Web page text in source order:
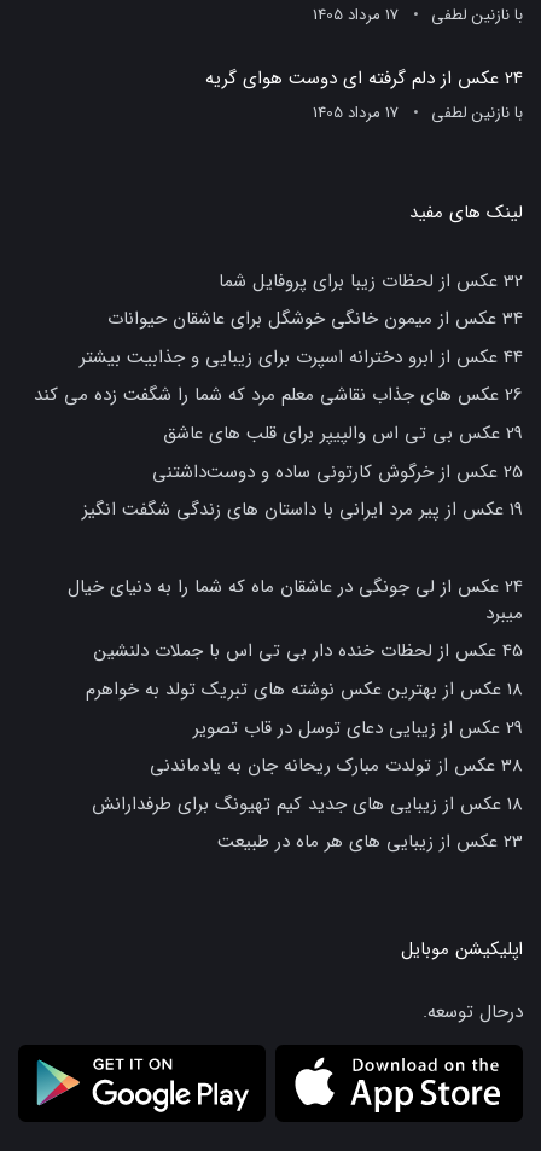
بانازنین لطفی 17 مرداد 1405
24 عکس از دلم گرفته ای دوست هوای گریه
بانازنین لطفی 17 مرداد 1405
لینک های مفید
32 عکس از لحظات زیبا برای پروفایل شما
34 عکس از میمون خانگی خوشگل برای عاشقان حیوانات
44 عکس از ابرو دخترانه اسپرت برای زیبایی و جذابیت بیشتر
26 عکس های جذاب نقاشی معلم مرد که شما را شگفت زده می کند
29 عکس بی تی اس والپیپر برای قلب های عاشق
25 عکس از خرگوش کارتونی ساده و دوست‌داشتنی
19 عکس از پیر مرد ایرانی با داستان های زندگی شگفت انگیز
24 عکس از لی جونگی در عاشقان ماه که شما را به دنیای خیال
میبرد
45 عکس از لحظات خنده دار بی تی اس با جملات دلنشین
18 عکس از بهترین عکس نوشته های تبریک تولد به خواهرم
29 عکس از زیبایی دعای توسل در قاب تصویر
38 عکس از تولدت مبارک ریحانه جان به یادماندنی
18 عکس از زیبایی های جدید کیم تهیونگ برای طرفدارانش
23 عکس از زیبایی های هر ماه در طبیعت
اپلیکیشن موبایل
درحال توسعه.